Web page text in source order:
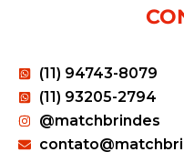
(11) 94743-8079
(11) 93205-2794
@matchbrindes